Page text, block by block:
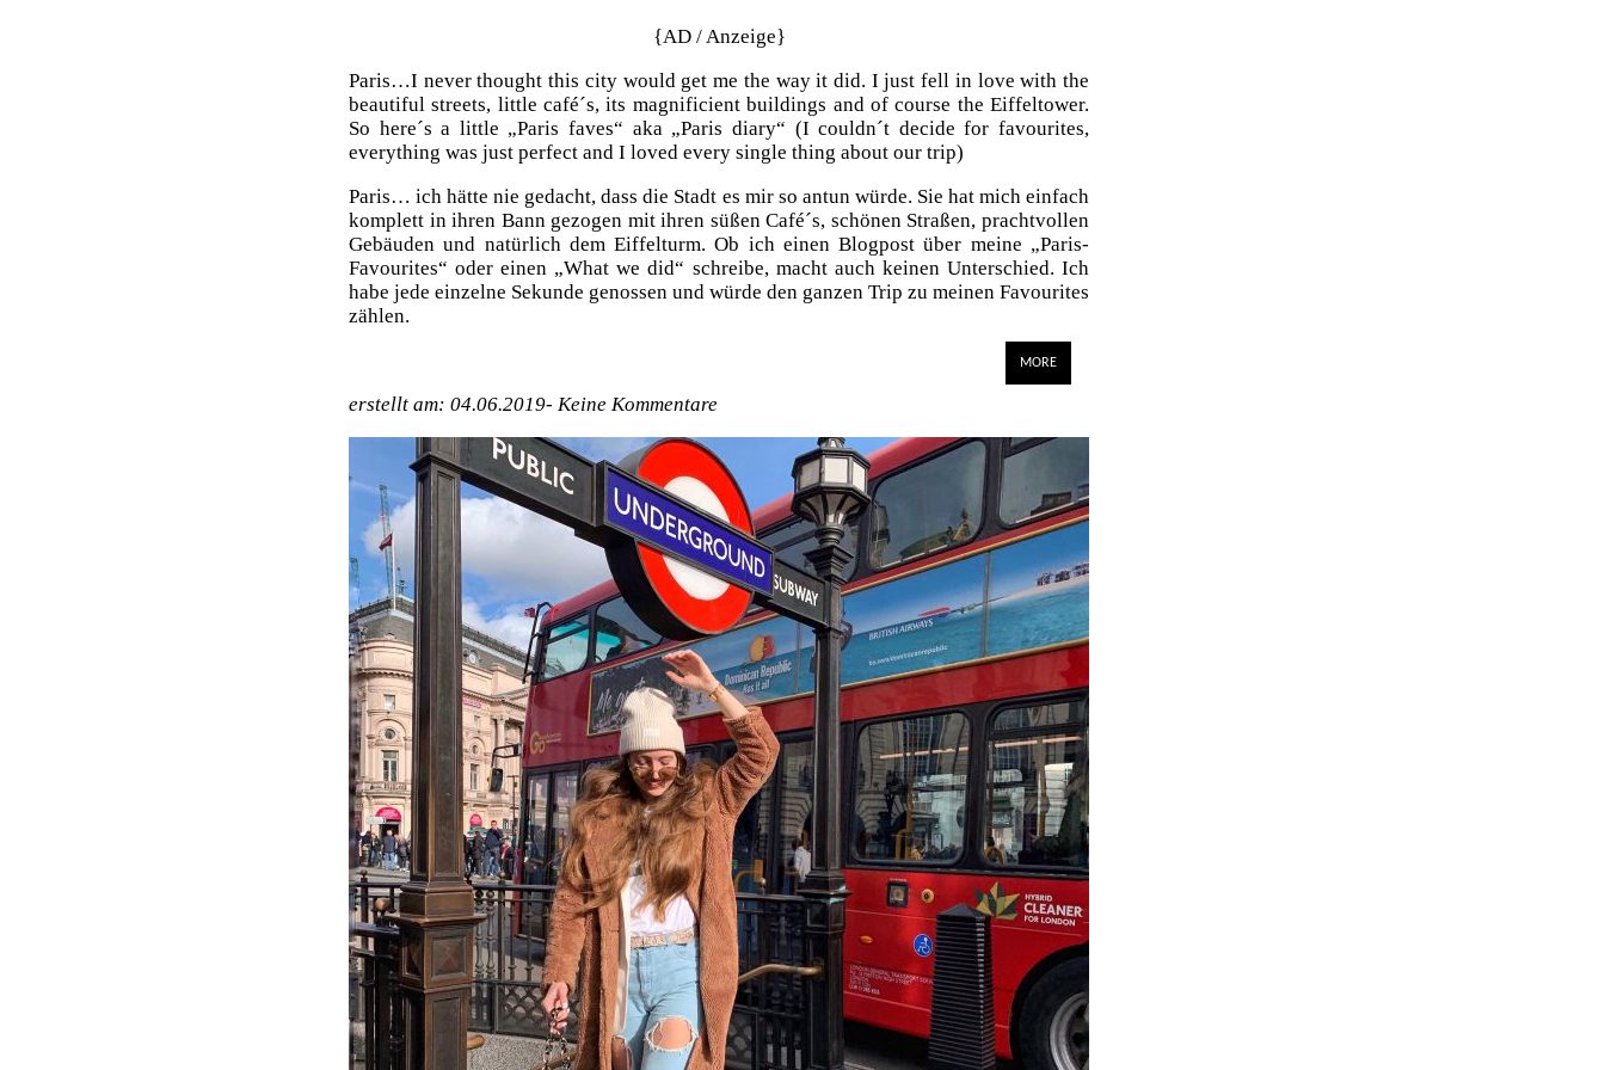
{AD / Anzeige}
Paris…I never thought this city would get me the way it did. I just fell in love with the
beautiful streets, little café´s, its magnificient buildings and of course the Eiffeltower.
So here´s a little „Paris faves“ aka „Paris diary“ (I couldn´t decide for favourites,
everything was just perfect and I loved every single thing about our trip)
Paris… ich hätte nie gedacht, dass die Stadt es mir so antun würde. Sie hat mich einfach
komplett in ihren Bann gezogen mit ihren süßen Café´s, schönen Straßen, prachtvollen
Gebäuden und natürlich dem Eiffelturm. Ob ich einen Blogpost über meine „Paris-
Favourites“ oder einen „What we did“ schreibe, macht auch keinen Unterschied. Ich
habe jede einzelne Sekunde genossen und würde den ganzen Trip zu meinen Favourites
zählen.
MORE
erstellt am: 04.06.2019- Keine Kommentare